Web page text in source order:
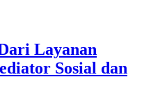
Layanan
Sosial dan